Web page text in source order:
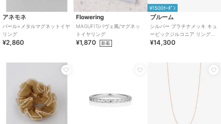
アネモネ
パール×メタルマグネットイヤ
リング
¥2,860
Flowering
MAGUFIT/パヴェ風/マグネッ
トイヤリング
¥1,870 新着
¥1500ｸｰﾎﾟﾝ
ブルーム
シルバー プラチナメッキ キュ
ービックジルコニア リング
（指輪）※ピンキーサイズあり
¥14,300